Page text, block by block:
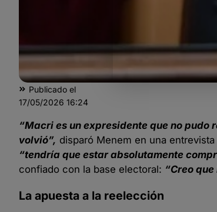
Publicado el
17/05/2026 16:24
“Macri es un expresidente que no pudo
volvió”, disparó Menem en una
“tendría que estar absolutamente
confiado con la base electoral: “Creo
La apuesta a la reelección